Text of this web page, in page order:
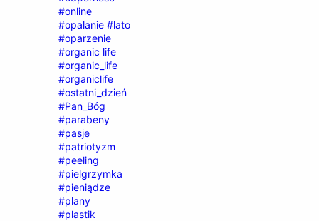
#online
#opalanie #lato
#oparzenie
#organic life
#organic_life
#organiclife
#ostatni_dzień
#Pan_Bóg
#parabeny
#pasje
#patriotyzm
#peeling
#pielgrzymka
#pieniądze
#plany
#plastik